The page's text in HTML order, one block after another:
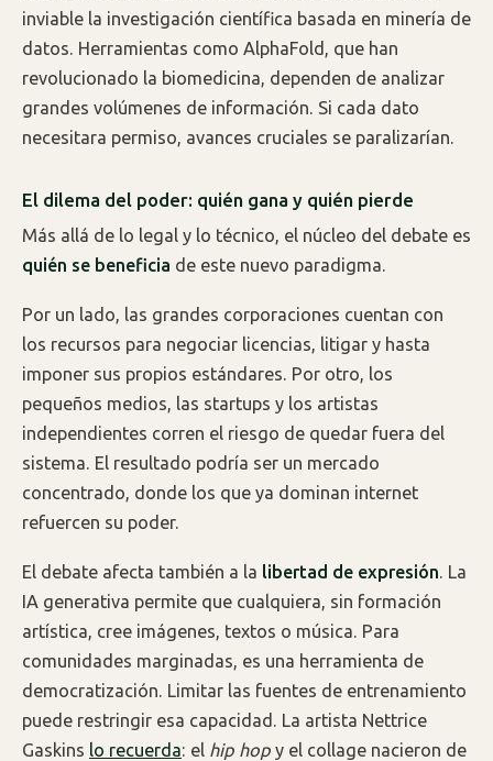
inviable la investigación científica basada en minería de
datos. Herramientas como AlphaFold, que han
revolucionado la biomedicina, dependen de analizar
grandes volúmenes de información. Si cada dato
necesitara permiso, avances cruciales se paralizarían.
El dilema del poder: quién gana y quién pierde
Más allá de lo legal y lo técnico, el núcleo del debate es
quién se beneficia de este nuevo paradigma.
Por un lado, las grandes corporaciones cuentan con
los recursos para negociar licencias, litigar y hasta
imponer sus propios estándares. Por otro, los
pequeños medios, las startups y los artistas
independientes corren el riesgo de quedar fuera del
sistema. El resultado podría ser un mercado
concentrado, donde los que ya dominan internet
refuercen su poder.
El debate afecta también a la libertad de expresión . La
IA generativa permite que cualquiera, sin formación
artística, cree imágenes, textos o música. Para
comunidades marginadas, es una herramienta de
democratización. Limitar las fuentes de entrenamiento
puede restringir esa capacidad. La artista Nettrice
Gaskins lo recuerda: el hip hop y el collage nacieron de